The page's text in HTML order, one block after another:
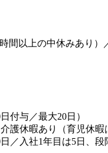
間以上の中休みあり）
付与／最大20日）
護休暇あり（育児休暇
／入社1年目は5日、段